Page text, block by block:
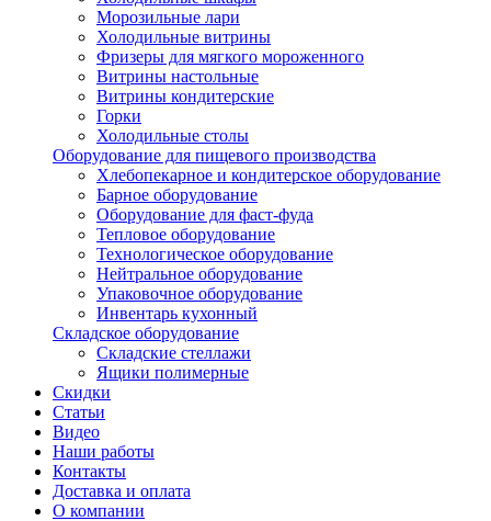
Морозильные лари
Холодильные витрины
Фризеры для мягкого мороженного
Витрины настольные
Витрины кондитерские
Горки
Холодильные столы
Оборудование для пищевого производства
Хлебопекарное и кондитерское оборудование
Барное оборудование
Оборудование для фаст-фуда
Тепловое оборудование
Технологическое оборудование
Нейтральное оборудование
Упаковочное оборудование
Инвентарь кухонный
Складское оборудование
Складские стеллажи
Ящики полимерные
Скидки
Статьи
Видео
Наши работы
Контакты
Доставка и оплата
О компании